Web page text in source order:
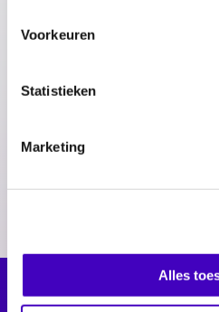
Voorkeuren
Statistieken
Marketing
Alles
korte motivatie naar
RADAR vergoedt een